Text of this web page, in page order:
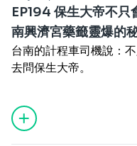
本集重點：
⚖️ 當小三、當小王真的
之後又該怎麼辦 🕉️ 菩薩
善，以及誠實面對這段
的專利：它和阿卡西差
🪷 原來很多神明都有
是文成公主、佛陀是悉達
⚔️ 聖女貞德、媽祖、玄
EP194 保生大帝不只
南興濟宮藥籤靈爆的
台南的計程車司機說：
去問保生大帝。
原來這位「大道公」在
和 Alice 從台南興濟宮
真實存在、又在天界跟華
本集重點：